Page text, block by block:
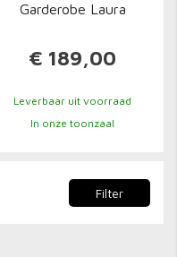
Garderobe Laura
€ 189,00
Leverbaar uit voorraad
In onze toonzaal
Filter